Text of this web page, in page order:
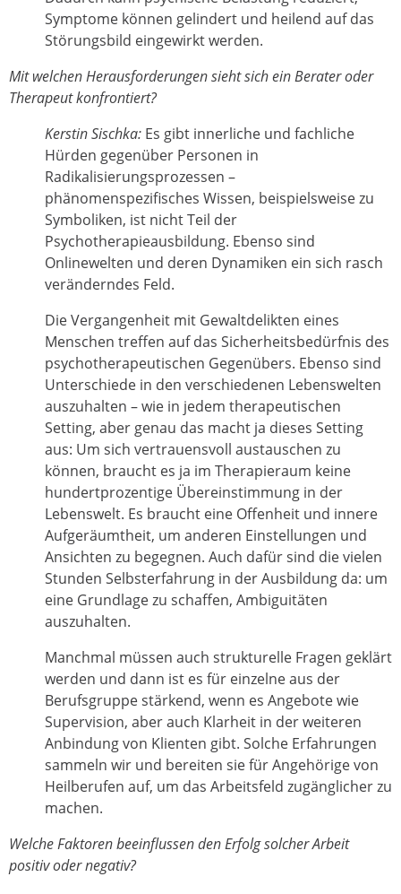
Symptome können gelindert und heilend auf das
Störungsbild eingewirkt werden.
Mit welchen Herausforderungen sieht sich ein Berater oder
Therapeut konfrontiert?
Kerstin Sischka: Es gibt innerliche und fachliche
Hürden gegenüber Personen in
Radikalisierungsprozessen –
phänomenspezifisches Wissen, beispielsweise zu
Symboliken, ist nicht Teil der
Psychotherapieausbildung. Ebenso sind
Onlinewelten und deren Dynamiken ein sich rasch
veränderndes Feld.
Die Vergangenheit mit Gewaltdelikten eines
Menschen treffen auf das Sicherheitsbedürfnis des
psychotherapeutischen Gegenübers. Ebenso sind
Unterschiede in den verschiedenen Lebenswelten
auszuhalten – wie in jedem therapeutischen
Setting, aber genau das macht ja dieses Setting
aus: Um sich vertrauensvoll austauschen zu
können, braucht es ja im Therapieraum keine
hundertprozentige Übereinstimmung in der
Lebenswelt. Es braucht eine Offenheit und innere
Aufgeräumtheit, um anderen Einstellungen und
Ansichten zu begegnen. Auch dafür sind die vielen
Stunden Selbsterfahrung in der Ausbildung da: um
eine Grundlage zu schaffen, Ambiguitäten
auszuhalten.
Manchmal müssen auch strukturelle Fragen geklärt
werden und dann ist es für einzelne aus der
Berufsgruppe stärkend, wenn es Angebote wie
Supervision, aber auch Klarheit in der weiteren
Anbindung von Klienten gibt. Solche Erfahrungen
sammeln wir und bereiten sie für Angehörige von
Heilberufen auf, um das Arbeitsfeld zugänglicher zu
machen.
Welche Faktoren beeinflussen den Erfolg solcher Arbeit
positiv oder negativ?